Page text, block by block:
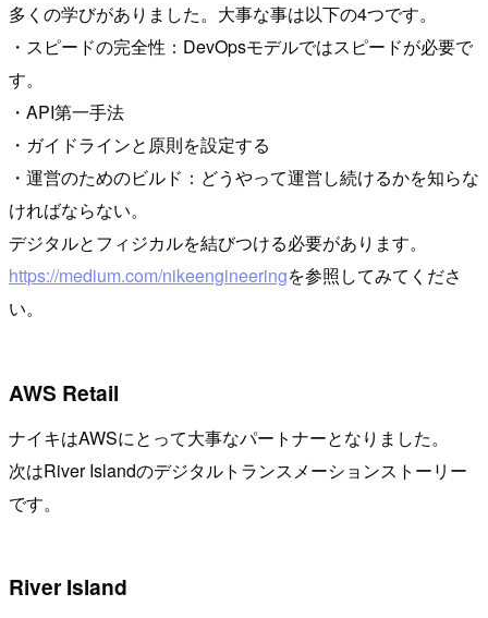
多くの学びがありました。大事な事は以下の4つです。
・スピードの完全性：DevOpsモデルではスピードが必要で
す。
・API第一手法
・ガイドラインと原則を設定する
・運営のためのビルド：どうやって運営し続けるかを知らな
ければならない。
デジタルとフィジカルを結びつける必要があります。
https://medium.com/nikeengineeringを参照してみてくださ
い。
AWS Retail
ナイキはAWSにとって大事なパートナーとなりました。
次はRiver Islandのデジタルトランスメーションストーリー
です。
River Island